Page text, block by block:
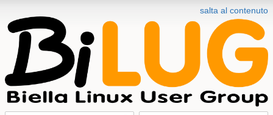
salta al contenuto